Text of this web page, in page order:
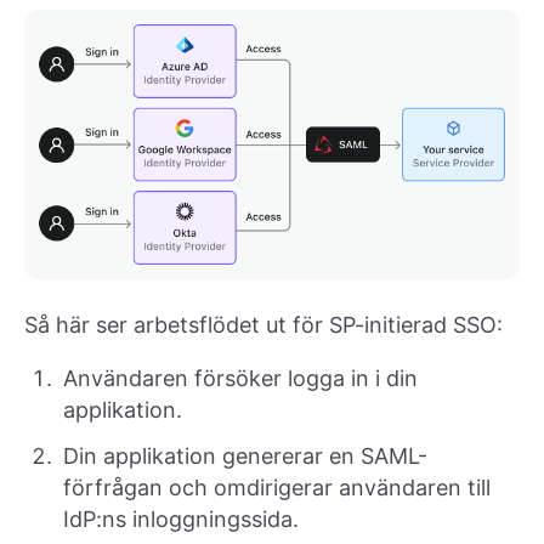
Så här ser arbetsflödet ut för SP-initierad SSO:
Användaren försöker logga in i din
applikation.
Din applikation genererar en SAML-
förfrågan och omdirigerar användaren till
IdP:ns inloggningssida.